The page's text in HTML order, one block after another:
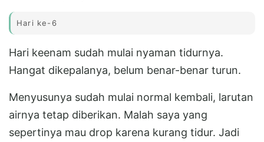
Hari ke-6
Hari keenam sudah mulai nyaman tidurnya.
Hangat dikepalanya, belum benar-benar turun.
Menyusunya sudah mulai normal kembali, larutan
airnya tetap diberikan. Malah saya yang
sepertinya mau drop karena kurang tidur. Jadi